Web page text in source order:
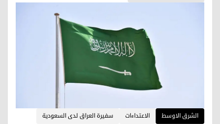
الشرق الاوسط الاعتداءات
سفيرة العراق لدى السعودية